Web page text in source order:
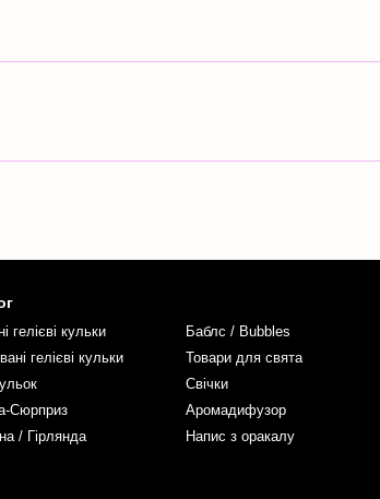
гелієві кульки
гелієві кульки
Сюрприз
/ Гірлянда
Баблс / Bubbles
Товари для свята
Свічки
Аромадифузор
Напис з оракалу